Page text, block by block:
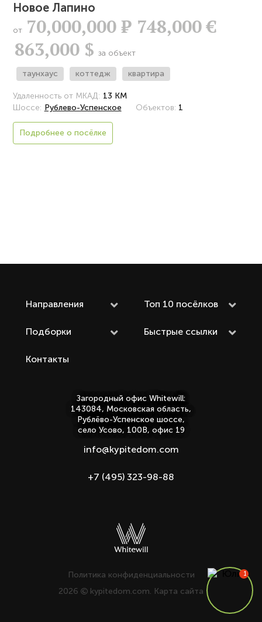
Новое Лапино
от 70,000,000Р 748,000 €
863,000 $ за объект
таунхаус коттедж квартира
Удаленность от МКАД: 13 КМ
Шоссе: Рублево-Успенское Объектов: 1
Подробнее о посёлке
Направления Топ 10 посёлков
Подборки Быстрые ссылки
Контакты
Загородный офис Whitewill:
143084, Московская область,
Рублёво-Успенское шоссе,
село Усово, 100В, офис 19
info@kypitedom.com
+7 (495) 323-98-88
Политика конфиденциальности
2026
kypitedom.com. Карта сайта